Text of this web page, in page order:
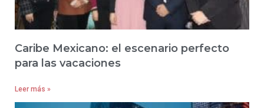
Caribe Mexicano: el escenario perfecto
para las vacaciones
Leer más »